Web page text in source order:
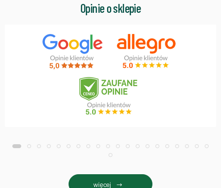
Opinie o sklepie
więcej